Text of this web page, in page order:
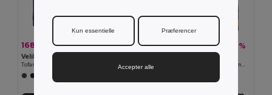
168,85 kr293,40 kr -42%
Velilla 36139
Tofarvet piqué-poloshirt (150 g/m²) med lange ærmer, i bomuld (55 %) og polyester (45 %)
182,24 kr289,55 kr -37%
To-farvede twill bukser med flere lommer (210 g/m²) i bomuld (20 %), og polyester (80 %)
Kun essentielle Præferencer
Accepter alle